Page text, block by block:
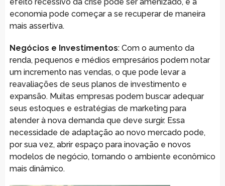
economia pode começar a se recuperar de maneira
mais assertiva.
Negócios e Investimentos: Com o aumento da
renda, pequenos e médios empresários podem notar
um incremento nas vendas, o que pode levar a
reavaliações de seus planos de investimento e
expansão. Muitas empresas podem buscar adequar
seus estoques e estratégias de marketing para
atender à nova demanda que deve surgir. Essa
necessidade de adaptação ao novo mercado pode,
por sua vez, abrir espaço para inovação e novos
modelos de negócio, tornando o ambiente econômico
mais dinâmico.